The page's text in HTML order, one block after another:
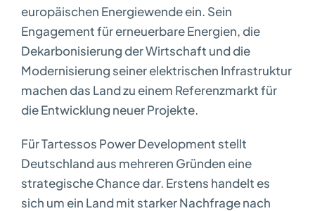
europäischen Energiewende ein. Sein
Engagement für erneuerbare Energien, die
Dekarbonisierung der Wirtschaft und die
Modernisierung seiner elektrischen Infrastruktur
machen das Land zu einem Referenzmarkt für
die Entwicklung neuer Projekte.
Für Tartessos Power Development stellt
Deutschland aus mehreren Gründen eine
strategische Chance dar. Erstens handelt es
sich um ein Land mit starker Nachfrage nach